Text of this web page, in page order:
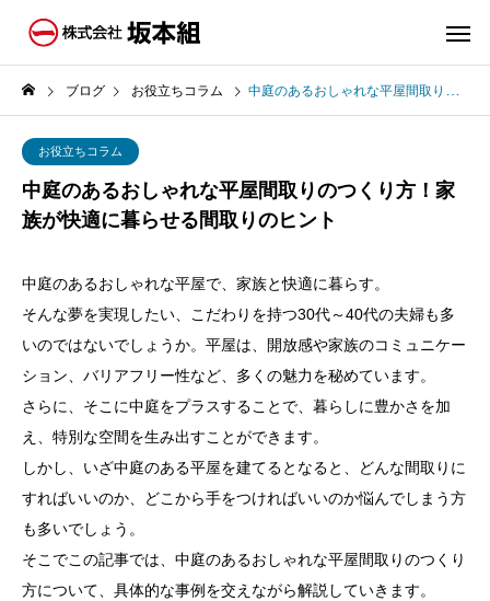
ブログ お役立ちコラム 中庭のあるおしゃれな平屋間取りのつくり方！家族が快適に暮らせる間取りのヒント
お役立ちコラム
中庭のあるおしゃれな平屋間取りのつくり方！家
族が快適に暮らせる間取りのヒント
中庭のあるおしゃれな平屋で、家族と快適に暮らす。
そんな夢を実現したい、こだわりを持つ30代～40代の夫婦も多
いのではないでしょうか。平屋は、開放感や家族のコミュニケー
ション、バリアフリー性など、多くの魅力を秘めています。
さらに、そこに中庭をプラスすることで、暮らしに豊かさを加
え、特別な空間を生み出すことができます。
しかし、いざ中庭のある平屋を建てるとなると、どんな間取りに
すればいいのか、どこから手をつければいいのか悩んでしまう方
も多いでしょう。
そこでこの記事では、中庭のあるおしゃれな平屋間取りのつくり
方について、具体的な事例を交えながら解説していきます。